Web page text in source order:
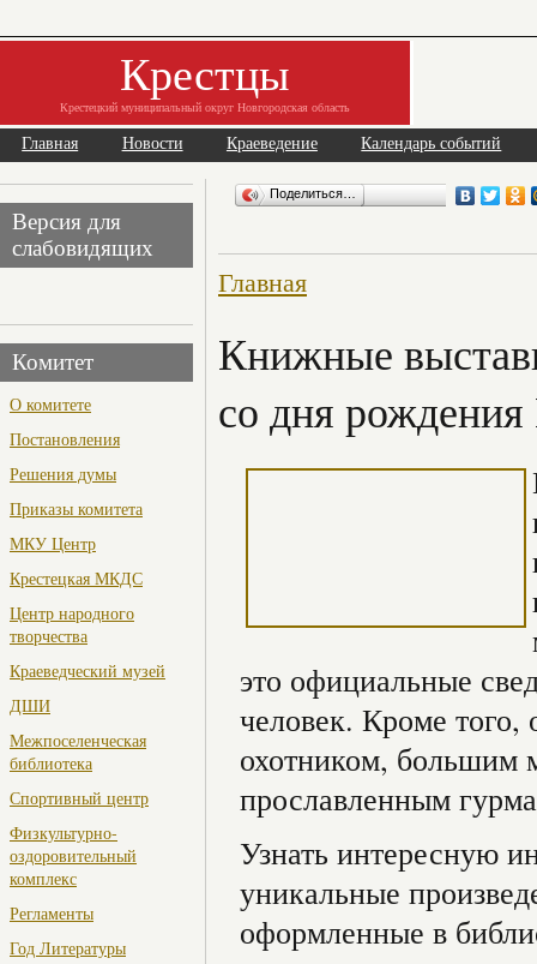
Крестцы
Крестецкий муниципальный округ Новгородская область
Главная Новости Краеведение Календарь событий
Версия для
слабовидящих
Комитет
О комитете
Постановления
Решения думы
Приказы комитета
МКУ Центр
Крестецкая МКДС
Центр народного
творчества
Краеведческий музей
ДШИ
Межпоселенческая
библиотека
Спортивный центр
Физкультурно-
оздоровительный
комплекс
Регламенты
Год Литературы
Поделиться…
Главная
Книжные
со дня рождения
это официальные
человек. Кроме
охотником, большим
прославленным
Узнать интересную
уникальные
оформленные в